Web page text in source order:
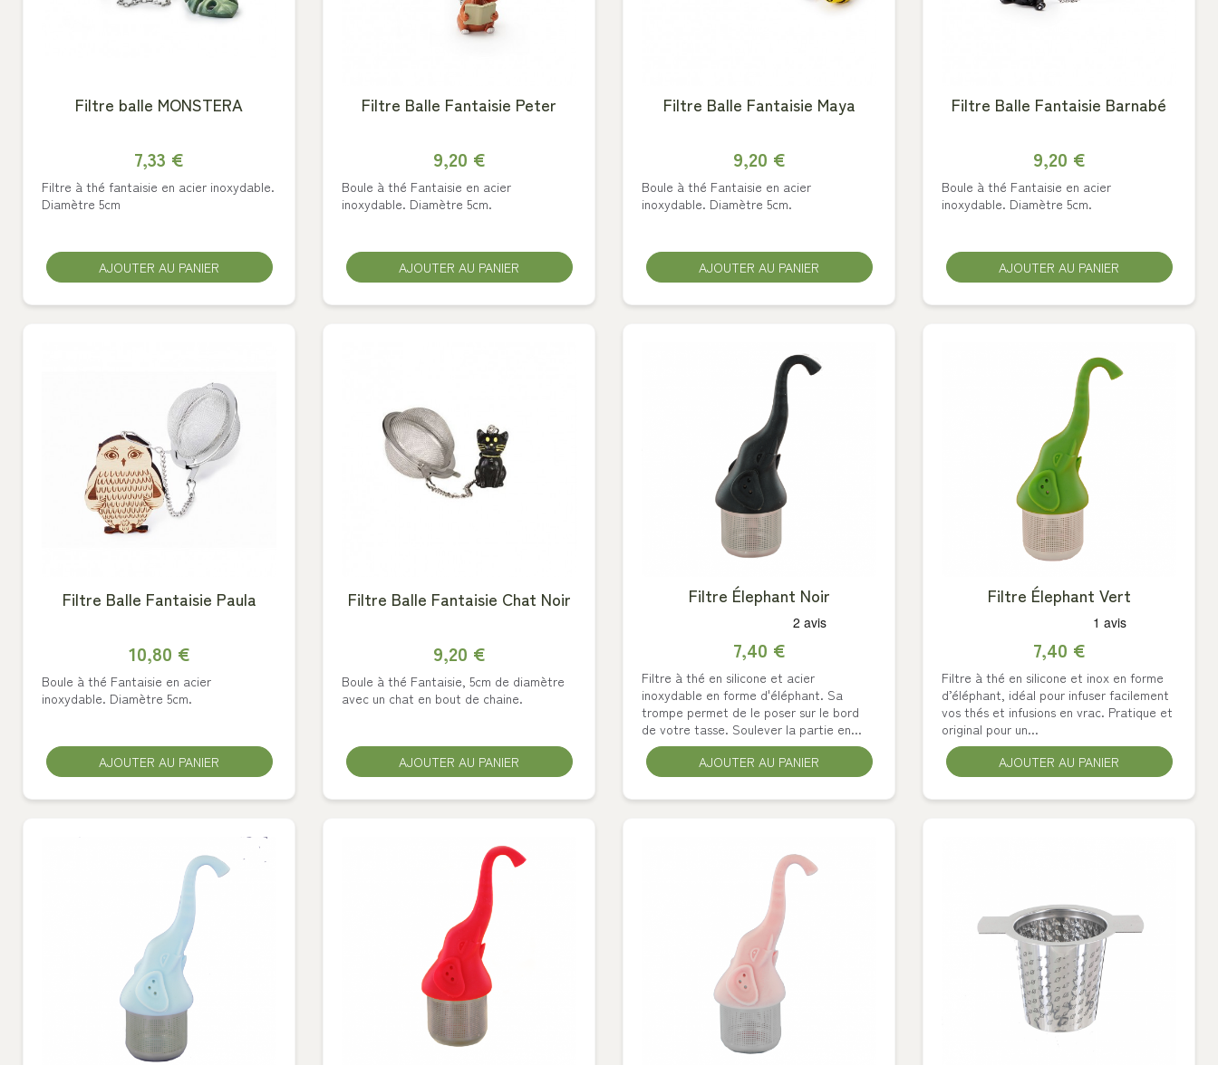
Filtre balle MONSTERA
7,33 €
Filtre à thé fantaisie en acier inoxydable.
Diamètre 5cm
AJOUTER AU PANIER
Filtre Balle Fantaisie Peter
9,20 €
Boule à thé Fantaisie en acier
inoxydable. Diamètre 5cm.
AJOUTER AU PANIER
Filtre Balle Fantaisie Maya
9,20 €
Boule à thé Fantaisie en acier
inoxydable. Diamètre 5cm.
AJOUTER AU PANIER
Filtre Balle Fantaisie Barnabé
9,20 €
Boule à thé Fantaisie en acier
inoxydable. Diamètre 5cm.
AJOUTER AU PANIER
Filtre Balle Fantaisie Paula
10,80 €
Boule à thé Fantaisie en acier
inoxydable. Diamètre 5cm.
AJOUTER AU PANIER
Filtre Balle Fantaisie Chat Noir
9,20 €
Boule à thé Fantaisie, 5cm de diamètre
avec un chat en bout de chaine.
AJOUTER AU PANIER
Filtre Élephant Noir
7,40 €
Filtre à thé en silicone et acier
inoxydable en forme d'éléphant. Sa
trompe permet de le poser sur le bord
de votre tasse. Soulever la partie en...
AJOUTER AU PANIER
Filtre Élephant Vert
7,40 €
Filtre à thé en silicone et inox en forme
d’éléphant, idéal pour infuser facilement
vos thés et infusions en vrac. Pratique et
original pour un...
AJOUTER AU PANIER